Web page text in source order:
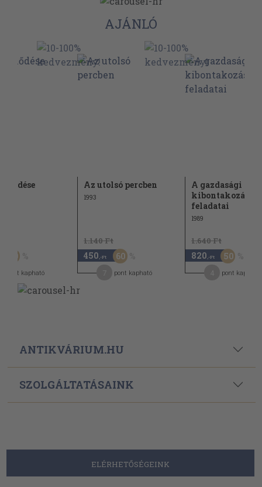
AJÁNLÓ
50
pont kapható
Az utolsó percben
1993
1.140 Ft
450 ,-Ft 60
pont kapható
A gazdasági
kibontakozás
feladatai
1989
1.640 Ft
820 ,-Ft 50
pont kapható
ANTIKVÁRIUM.HU
SZOLGÁLTATÁSAINK
ELÉRHETŐSÉGEINK